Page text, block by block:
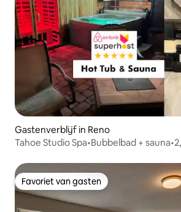
Gastenverblijf in Reno
Tahoe Studio Spa•Bubbelbad +
Favoriet van gasten
Favoriet van gasten